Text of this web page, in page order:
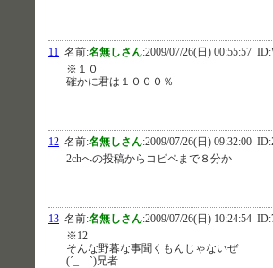
11 名前:名無しさん:2009/07/26(日) 00:55:57
※１０
確かに君は１０００％
12 名前:名無しさん:2009/07/26(日) 09:32:00
2chへの投稿からコピペまで８分か
13 名前:名無しさん:2009/07/26(日) 10:24:54
※12
そんな野暮な事聞くもんじゃないぜ
(´_ゝ`)兄者